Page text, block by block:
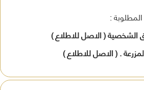
:
( الاصل للاطلاع )
. ( الاصل للاطلاع )